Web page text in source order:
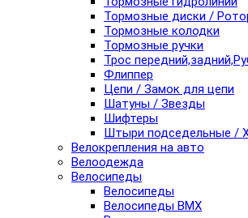
Тормозные диски /
Тормозные колодки
Тормозные ручки
Трос
Флиппер
Цепи / Замок для цепи
Шатуны / Звезды
Шифтеры
Штыри подседельные /
Велокрепления на авто
Велоодежда
Велосипеды
Велосипеды
Велосипеды BMX